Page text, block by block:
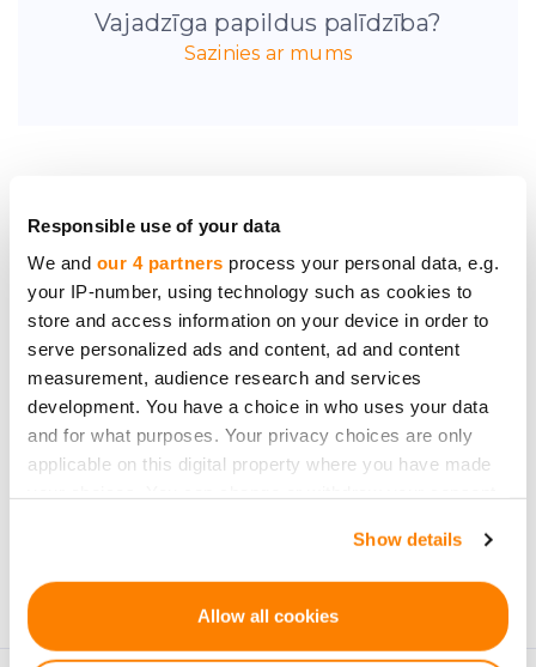
Responsible use of your data
We and our 4 partners process your personal data, e.g.
your IP-number, using technology such as cookies to
store and access information on your device in order to
serve personalized ads and content, ad and content
measurement, audience research and services
development. You have a choice in who uses your data
and for what purposes. Your privacy choices are only
applicable on this digital property where you have made
If you allow, we would also like to:
Show details
Allow all cookies
Vajadzīga papildus palīdzība?
Sazinies ar mums
jaunumus par
investīciju projektiem
Personu dati tiks apstrādāti saskaņā ar CrowdedHero